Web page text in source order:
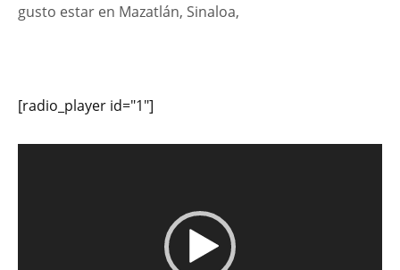
gusto estar en Mazatlán, Sinaloa,
[radio_player id="1"]